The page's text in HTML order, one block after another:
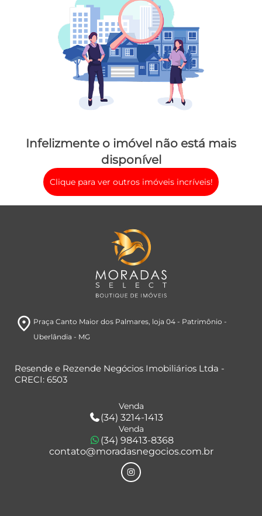
Infelizmente o imóvel não está mais
disponível
Clique para ver outros imóveis incríveis!
room Praça Canto Maior dos Palmares, loja 04- Patrimônio -
Uberlândia - MG
Resende e Rezende Negócios Imobiliários Ltda -
CRECI: 6503
Venda
(34) 3214-1413
Venda
(34) 98413-8368
contato@moradasnegocios.com.br